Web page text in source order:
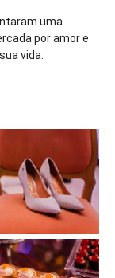
uma
por amor e
vida.